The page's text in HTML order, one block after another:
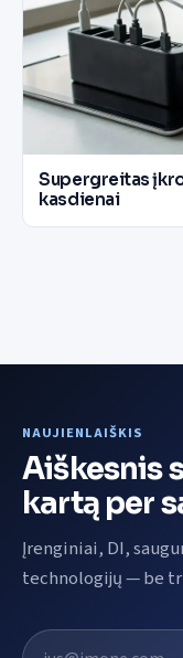
Supergreitas
kasdienai
NAUJIENLAIŠKIS
Aiškesnis
kartą per
Įrenginiai, DI,
technologijų — be
El. pašto adresas